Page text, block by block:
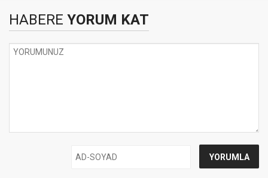
HABERE YORUM KAT